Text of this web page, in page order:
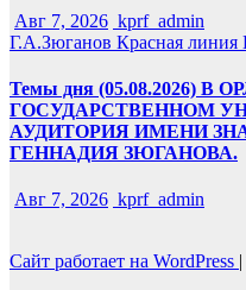
Авг 7, 2026 kprf_admin
Г.А.Зюганов Красная линия
Темы дня (05.08.2026) В
ГОСУДАРСТВЕННОМ
АУДИТОРИЯ ИМЕНИ
ГЕННАДИЯ ЗЮГАНОВА.
Авг 7, 2026 kprf_admin
Сайт работает на WordPress |